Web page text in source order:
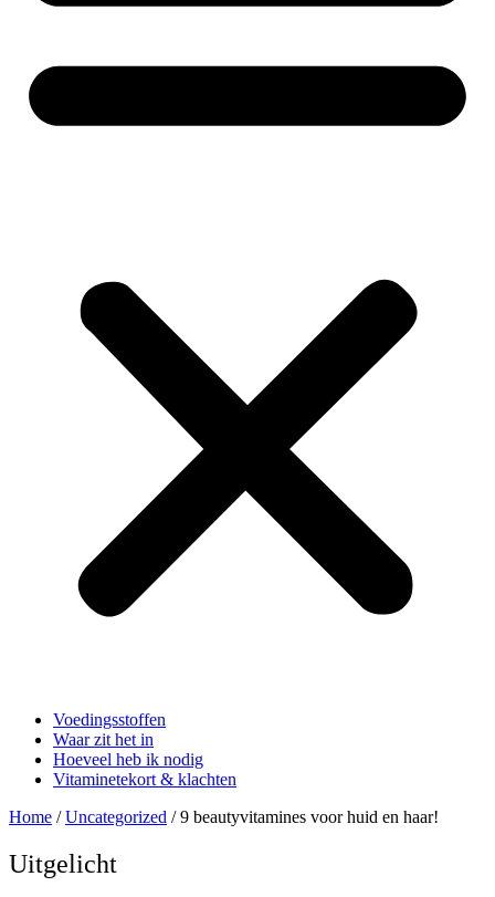
Voedingsstoffen
Waar zit het in
Hoeveel heb ik nodig
Vitaminetekort & klachten
Home /Uncategorized / 9 beautyvitamines voor huid en haar!
Uitgelicht